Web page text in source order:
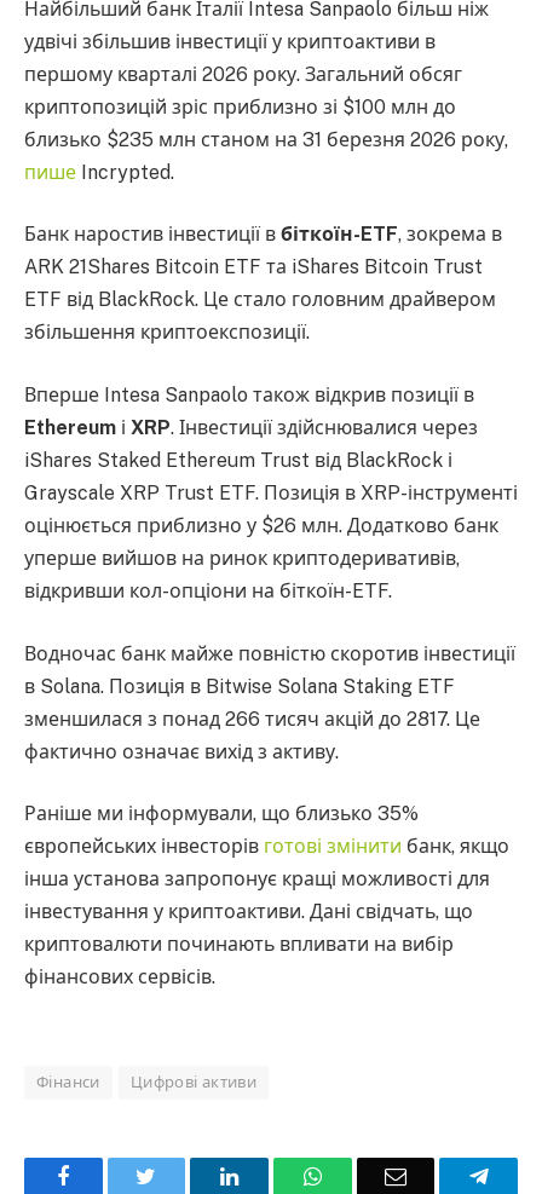
Найбільший банк Італії Intesa Sanpaolo більш ніж
удвічі збільшив інвестиції у криптоактиви в
першому кварталі 2026 року. Загальний обсяг
криптопозицій зріс приблизно зі $100 млн до
близько $235 млн станом на 31 березня 2026 року,
пише Incrypted.
Банк наростив інвестиції в біткоїн-ETF, зокрема в
ARK 21Shares Bitcoin ETF та iShares Bitcoin Trust
ETF від BlackRock. Це стало головним драйвером
збільшення криптоекспозиції.
Вперше Intesa Sanpaolo також відкрив позиції в
Ethereum і XRP. Інвестиції здійснювалися через
iShares Staked Ethereum Trust від BlackRock і
Grayscale XRP Trust ETF. Позиція в XRP-інструменті
оцінюється приблизно у $26 млн. Додатково банк
уперше вийшов на ринок криптодеривативів,
відкривши кол-опціони на біткоїн-ETF.
Водночас банк майже повністю скоротив інвестиції
в Solana. Позиція в Bitwise Solana Staking ETF
зменшилася з понад 266 тисяч акцій до 2817. Це
фактично означає вихід з активу.
Раніше ми інформували, що близько 35%
європейських інвесторів готові змінити банк, якщо
інша установа запропонує кращі можливості для
інвестування у криптоактиви. Дані свідчать, що
криптовалюти починають впливати на вибір
фінансових сервісів.
Фінанси Цифрові активи
Facebook LinkedInWhatsAppEmail